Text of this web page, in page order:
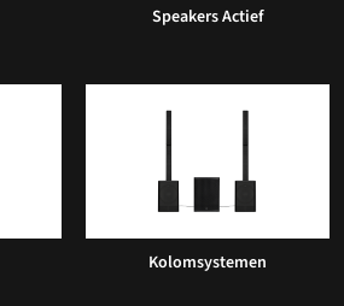
Speakers Actief
Kolomsystemen